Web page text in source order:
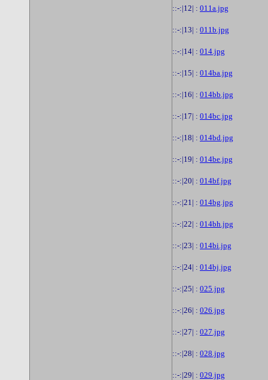
::-:|12| : 011a.jpg
::-:|13| : 011b.jpg
::-:|14| : 014.jpg
::-:|15| : 014ba.jpg
::-:|16| : 014bb.jpg
::-:|17| : 014bc.jpg
::-:|18| : 014bd.jpg
::-:|19| : 014be.jpg
::-:|20| : 014bf.jpg
::-:|21| : 014bg.jpg
::-:|22| : 014bh.jpg
::-:|23| : 014bi.jpg
::-:|24| : 014bj.jpg
::-:|25| : 025.jpg
::-:|26| : 026.jpg
::-:|27| : 027.jpg
::-:|28| : 028.jpg
::-:|29| : 029.jpg